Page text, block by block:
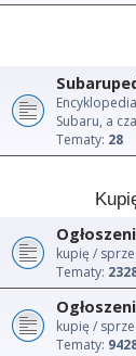
Subaru, a
Tematy: 28
kupię /
Tematy:
kupię /
Tematy: